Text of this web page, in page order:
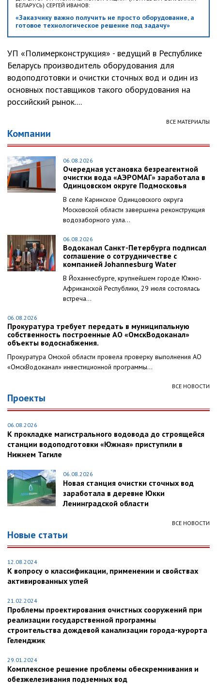
БЕЛАРУСЬ) СЕРГЕЙ ИВАНОВ:
«Заказчику важно получить не просто оборудование, а
готовое технологическое решение под задачу»
УП «Полимерконструкция» - ведущий в Республике
Беларусь производитель оборудования для
водоподготовки и очистки сточных вод и один из
основных поставщиков такого оборудования на
российский рынок....
ВСЕ МАТЕРИАЛЫ
Компании
06.08.2026
Очередная установка безреагентной
очистки вода «АЭРОМАГ» заработала в
Одинцовском округе Подмосковья
В селе Каринское Одинцовского округа
Московской области завершена реконструкция
водозаборного узла...
06.08.2026
Водоканал Санкт-Петербурга подписал
соглашение о сотрудничестве с
компанией Johannesburg Water
В Йоханнесбурге, крупнейшем городе Южно-
Африканской Республики, 29 июля состоялась
встреча...
06.08.2026
Прокуратура требует передать в муниципальную
собственность построенные АО «ОмскВодоканал»
объекты водоснабжения.
Прокуратура Омской области провела проверку выполнения АО
«ОмскВодоканал» инвестиционной программы...
ВСЕ НОВОСТИ
Проекты
06.08.2026
К прокладке магистрального водовода до строящейся
станции водоподготовки «Южная» приступили в
Нижнем Тагиле
06.08.2026
Новая станция очистки сточных вод
заработала в деревне Юкки
Ленинградской области
ВСЕ НОВОСТИ
Новые статьи
12.08.2024
К вопросу о классификации, применении и свойствах
активированных углей
21.02.2024
Проблемы проектирования очистных сооружений при
реализации государственной программы
строительства дождевой канализации города-курорта
Геленджик
29.01.2024
Комплексное решение проблемы обескремнивания и
обезжелезивания подземных вод